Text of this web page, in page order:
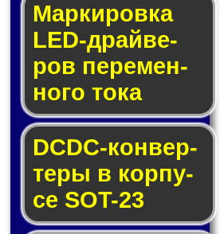
Маркировка
LED-драй­ве­
ров пе­ре­мен­
но­го то­ка
DCDC-кон­вер­
те­ры в кор­пу­
се SOT-23